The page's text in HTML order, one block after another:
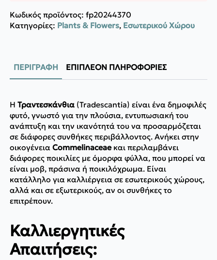
Κωδικός προϊόντος: fp20244370
Κατηγορίες: Plants & Flowers, Εσωτερικού Χώρου
ΠΕΡΙΓΡΑΦΉ ΕΠΙΠΛΈΟΝ ΠΛΗΡΟΦΟΡΊΕΣ
Η Τραντεσκάνθια (Tradescantia) είναι ένα δημοφιλές
φυτό, γνωστό για την πλούσια, εντυπωσιακή του
ανάπτυξη και την ικανότητά του να προσαρμόζεται
σε διάφορες συνθήκες περιβάλλοντος. Ανήκει στην
οικογένεια Commelinaceaeκαι περιλαμβάνει
διάφορες ποικιλίες με όμορφα φύλλα, που μπορεί να
είναι μοβ, πράσινα ή ποικιλόχρωμα. Είναι
κατάλληλο για καλλιέργεια σε εσωτερικούς χώρους,
αλλά και σε εξωτερικούς, αν οι συνθήκες το
επιτρέπουν.
Καλλιεργητικές
Απαιτήσεις: